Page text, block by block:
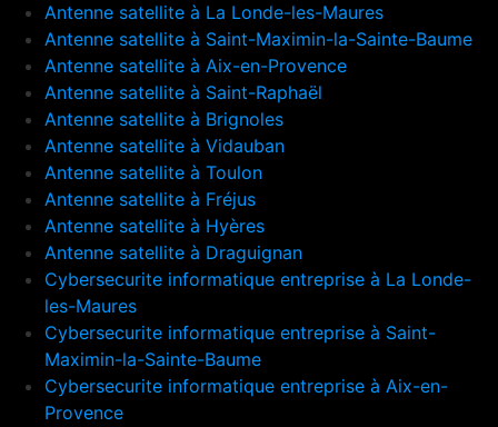
Antenne satellite à La Londe-les-Maures
Antenne satellite à Saint-Maximin-la-Sainte-Baume
Antenne satellite à Aix-en-Provence
Antenne satellite à Saint-Raphaël
Antenne satellite à Brignoles
Antenne satellite à Vidauban
Antenne satellite à Toulon
Antenne satellite à Fréjus
Antenne satellite à Hyères
Antenne satellite à Draguignan
Cybersecurite informatique entreprise à La Londe-
les-Maures
Cybersecurite informatique entreprise à Saint-
Maximin-la-Sainte-Baume
Cybersecurite informatique entreprise à Aix-en-
Provence